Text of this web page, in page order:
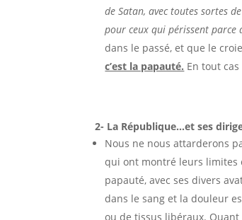
de Satan, avec toutes sortes
pour ceux qui périssent parce
dans le passé, et que le
c’est la papauté. En tout
2- La République…et ses
Nous ne nous attarderons
qui ont montré leurs limites
papauté, avec ses divers
dans le sang et la douleur
ou de tissus libéraux.